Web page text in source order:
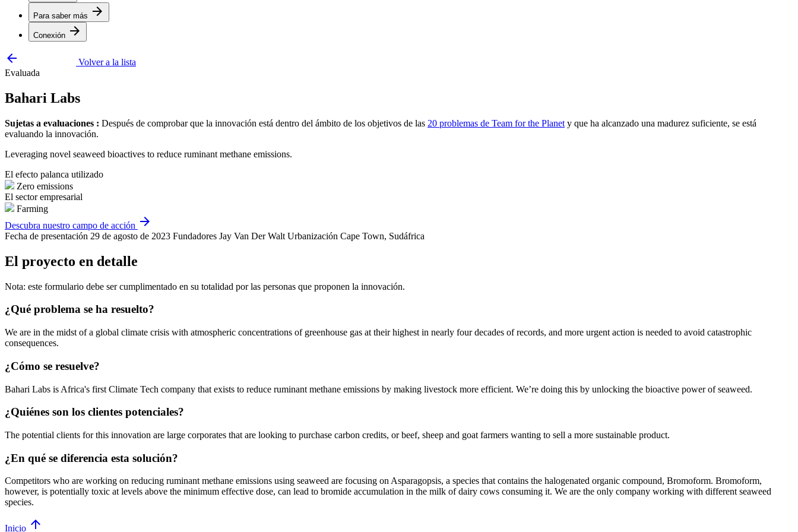
Para saber más arrow_forward
Conexión arrow_forward
arrow_backward
Volver a la lista
Evaluada
Bahari Labs
Sujetas a evaluaciones : Después de comprobar que la innovación está dentro del ámbito de los objetivos de las 20 problemas de Team for the Planet y que ha alcanzado una madurez suficiente, se está
evaluando la innovación.
Leveraging novel seaweed bioactives to reduce ruminant methane emissions.
El efecto palanca utilizado
Zero emissions
El sector empresarial
Farming
Descubra nuestro campo de acción arrow_forward
Fecha de presentación 29 de agosto de 2023 Fundadores Jay Van Der Walt Urbanización Cape Town, Sudáfrica
El proyecto en detalle
Nota: este formulario debe ser cumplimentado en su totalidad por las personas que proponen la innovación.
¿Qué problema se ha resuelto?
We are in the midst of a global climate crisis with atmospheric concentrations of greenhouse gas at their highest in nearly four decades of records, and more urgent action is needed to avoid catastrophic
consequences.
¿Cómo se resuelve?
Bahari Labs is Africa's first Climate Tech company that exists to reduce ruminant methane emissions by making livestock more efficient. We’re doing this by unlocking the bioactive power of seaweed.
¿Quiénes son los clientes potenciales?
The potential clients for this innovation are large corporates that are looking to purchase carbon credits, or beef, sheep and goat farmers wanting to sell a more sustainable product.
¿En qué se diferencia esta solución?
Competitors who are working on reducing ruminant methane emissions using seaweed are focusing on Asparagopsis, a species that contains the halogenated organic compound, Bromoform. Bromoform,
however, is potentially toxic at levels above the minimum effective dose, can lead to bromide accumulation in the milk of dairy cows consuming it. We are the only company working with different seaweed
species.
Inicio arrow_upward